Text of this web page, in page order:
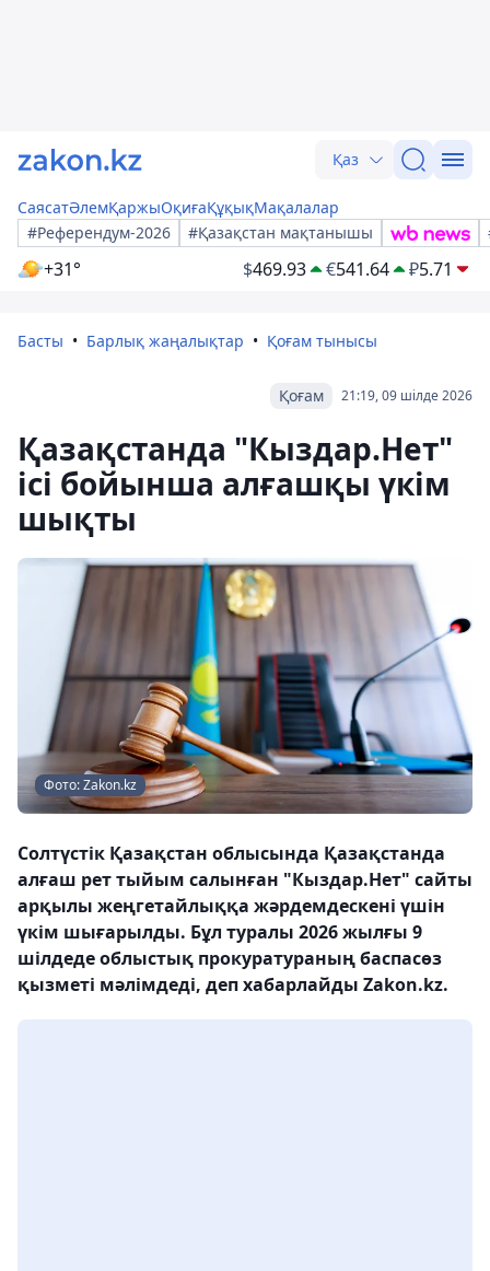
Қаз
СаясатӘлемҚаржыОқиғаҚұқықМақалалар
#Референдум-2026
#Қазақстан мақтанышы
+31° $469.93 €541.64 ₽5.71
Басты Барлық жаңалықтар Қоғам тынысы
21:19, 09 шілде 2026
Қоғам
Қазақстанда "Кыздар.Нет"
ісі бойынша алғашқы үкім
шықты
Фото: Zakon.kz
Солтүстік Қазақстан облысында Қазақстанда
алғаш рет тыйым салынған "Кыздар.Нет" сайты
арқылы жеңгетайлыққа жәрдемдескені үшін
үкім шығарылды. Бұл туралы 2026 жылғы 9
шілдеде облыстық прокуратураның баспасөз
қызметі мәлімдеді, деп хабарлайды Zakon.kz.